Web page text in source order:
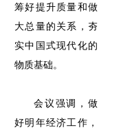
筹好提升质量和做
大总量的关系，夯
实中国式现代化的
物质基础。
会议强调，做
好明年经济工作，